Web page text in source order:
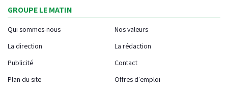
GROUPE LE MATIN
Qui sommes-nous
Nos valeurs
La direction
La rédaction
Publicité
Contact
Plan du site
Offres d'emploi